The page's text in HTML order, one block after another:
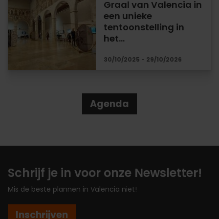
Graal van Valencia in
een unieke
tentoonstelling in
het…
30/10/2025 - 29/10/2026
Agenda
Schrijf je in voor onze Newsletter!
Mis de beste plannen in Valencia niet!
Inschrijven